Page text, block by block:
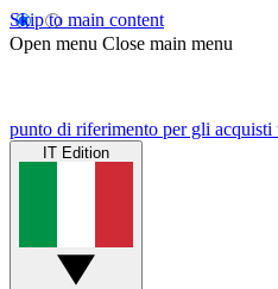
Skip to main content
Open menu Close main menu
punto di riferimento per gli acquisti
IT Edition